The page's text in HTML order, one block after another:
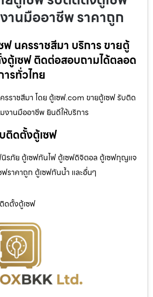
านมืออาชีพ ราคาถูก
นครราชสีมา บริการ ขายตู้
ตู้เซฟ ติดต่อสอบถามได้ตลอด
รทั่วไทย
ราชสีมา โดย ตู้เซฟ.com ขายตู้เซฟ รับติด
งานมืออาชีพ ยินดีให้บริการ
ติดตั้งตู้เซฟ
นิรภัย ตู้เซฟกันไฟ ตู้เซฟดิจิตอล ตู้เซฟกุญแจ
ฟราคาถูก ตู้เซฟกันน้ำ และอื่นๆ
ดตั้งตู้เซฟ